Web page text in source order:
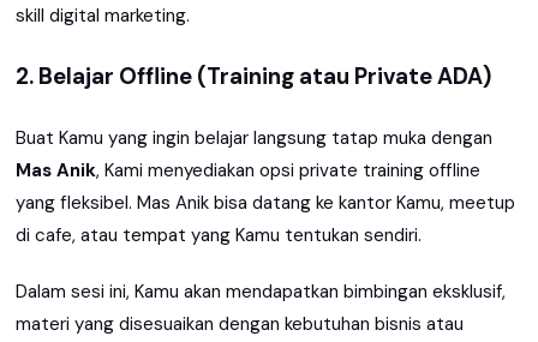
skill digital marketing.
2. Belajar Offline (Training atau Private ADA)
Buat Kamu yang ingin belajar langsung tatap muka dengan
Mas Anik, Kami menyediakan opsi private training offline
yang fleksibel. Mas Anik bisa datang ke kantor Kamu, meetup
di cafe, atau tempat yang Kamu tentukan sendiri.
Dalam sesi ini, Kamu akan mendapatkan bimbingan eksklusif,
materi yang disesuaikan dengan kebutuhan bisnis atau